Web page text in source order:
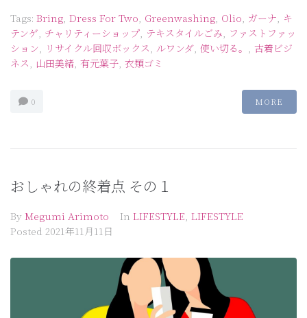
Tags: Bring, Dress For Two, Greenwashing, Olio, ガーナ, キ
テンゲ, チャリティーショップ, テキスタイルごみ, ファストファッ
ション, リサイクル回収ボックス, ルワンダ, 使い切る。 , 古着ビジ
ネス, 山田美緒, 有元葉子, 衣類ゴミ
0 MORE
おしゃれの終着点 その１
By Megumi Arimoto In LIFESTYLE, LIFESTYLE
Posted 2021年11月11日